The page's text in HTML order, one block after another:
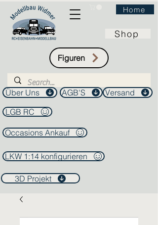
Home
Shop
Figuren
Über Uns AGB'S
Versand
LGB RC
Occasions Ankauf
LKW 1:14 konfigurieren
3D Projekt